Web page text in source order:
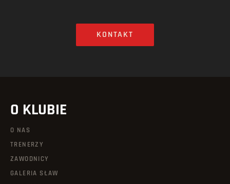
KONTAKT
O KLUBIE
O NAS
TRENERZY
ZAWODNICY
GALERIA SŁAW